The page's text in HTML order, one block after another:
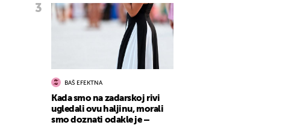
BAŠ EFEKTNA
Kada smo na zadarskoj rivi
ugledali ovu haljinu, morali
smo doznati odakle je –